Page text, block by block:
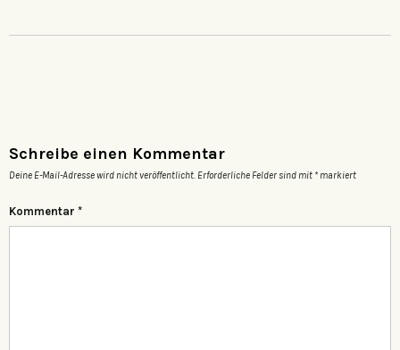
Schreibe einen Kommentar
Deine E-Mail-Adresse wird nicht veröffentlicht. Erforderliche Felder sind mit * markiert
Kommentar *